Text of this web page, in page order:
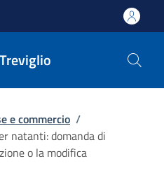
e commercio /
natanti: domanda di
o la modifica